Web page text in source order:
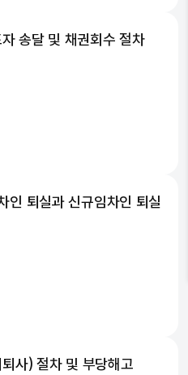
송달 및 채권회수 절차
인 퇴실과 신규임차인 퇴실
사) 절차 및 부당해고